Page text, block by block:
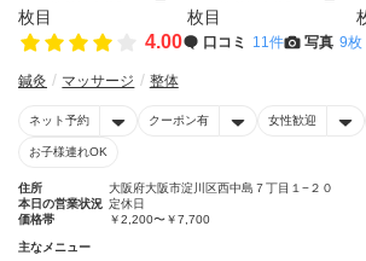
4.00 口コミ 11件 写真 9枚
鍼灸 マッサージ 整体
ネット予約 クーポン有 女性歓迎
お子様連れOK
住所
大阪府大阪市淀川区西中島７丁目１−２０
本日の営業状況 定休日
価格帯
￥2,200〜￥7,700
主なメニュー